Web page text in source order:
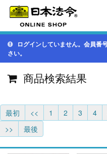
ログインしていません。会員番
さい。
商品検索結果
最初 << 1 2 3 4
>>
最後